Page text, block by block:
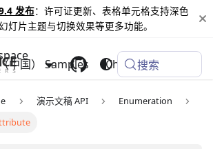
发布：许可证更新、表格单元格支持深色
灯片主题与切换效果等更多功能。
Samples Changelog
中国） 搜索
演示文稿 API
Enumeration